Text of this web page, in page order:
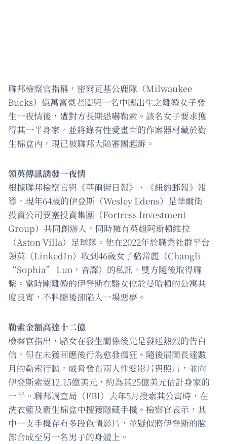
聯邦檢察官指稱，密爾瓦基公鹿隊（Milwaukee
Bucks）億萬富豪老闆與一名中國出生之離婚女子發
生一夜情後，遭對方長期恐嚇勒索。該名女子要求獲
得其一半身家，並將錄有性愛畫面的作案器材藏於衛
生棉盒內，現已被聯邦大陪審團起訴。
領英傳訊誘發一夜情
根據聯邦檢察官與《華爾街日報》、《紐約郵報》報
導，現年64歲的伊登斯（Wesley Edens）是華爾街
投資公司要塞投資集團（Fortress Investment
Group）共同創辦人，同時擁有英超阿斯頓維拉
（Aston Villa）足球隊。他在2022年於職業社群平台
領英（LinkedIn）收到46歲女子駱常麗（Changli
“Sophia” Luo，音譯）的私訊，雙方隨後取得聯
繫。當時剛離婚的伊登斯在駱女位於曼哈頓的公寓共
度良宵，不料隨後卻陷入一場惡夢。
勒索金額高達十二億
檢察官指出，駱女在發生關係後先是發送熱烈的告白
信，但在未獲回應後行為愈發瘋狂。隨後展開長達數
月的勒索行動，威脅發布兩人性愛影片與照片，並向
伊登斯索要12.15億美元，約為其25億美元估計身家的
一半。聯邦調查局（FBI）去年5月搜索其公寓時，在
洗衣籃及衛生棉盒中搜獲隱藏手機。檢察官表示，其
中一支手機存有多段色情影片，並疑似將伊登斯的臉
部合成至另一名男子的身體上。